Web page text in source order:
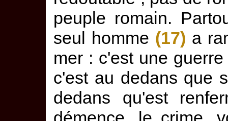
peuple romain.
seul homme (17) a
mer : c'est une
c'est au dedans que
dedans qu'est